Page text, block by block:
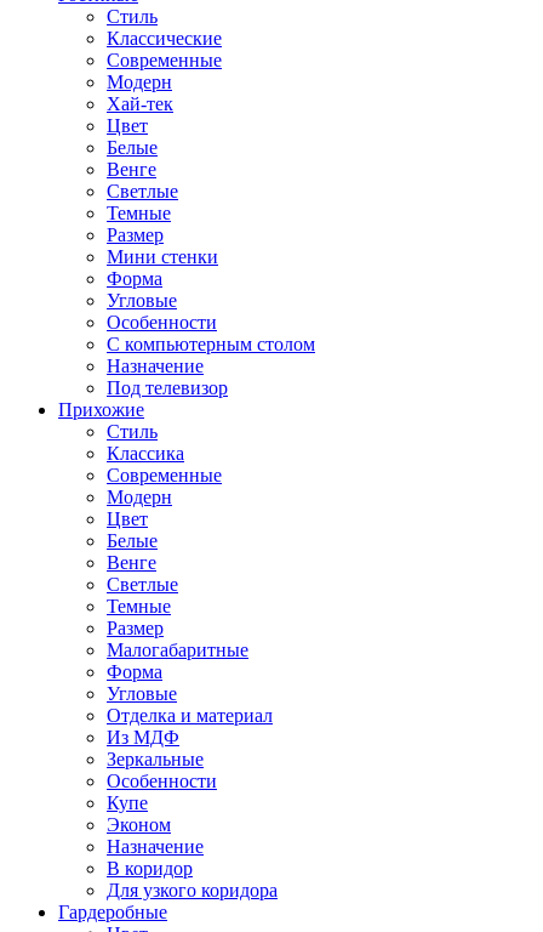
Стиль
Классические
Современные
Модерн
Хай-тек
Цвет
Белые
Венге
Светлые
Темные
Размер
Мини стенки
Форма
Угловые
Особенности
С компьютерным столом
Назначение
Под телевизор
Прихожие
Стиль
Классика
Современные
Модерн
Цвет
Белые
Венге
Светлые
Темные
Размер
Малогабаритные
Форма
Угловые
Отделка и материал
Из МДФ
Зеркальные
Особенности
Купе
Эконом
Назначение
В коридор
Для узкого коридора
Гардеробные